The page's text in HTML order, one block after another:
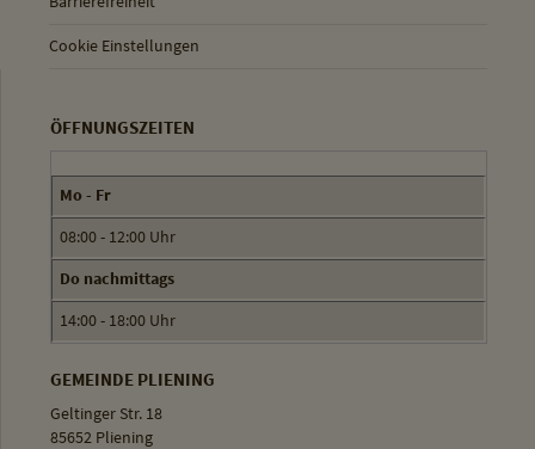
Cookie Einstellungen
ÖFFNUNGSZEITEN
Mo - Fr
08:00 - 12:00 Uhr
Do nachmittags
14:00 - 18:00 Uhr
GEMEINDE PLIENING
Geltinger Str. 18
85652 Pliening